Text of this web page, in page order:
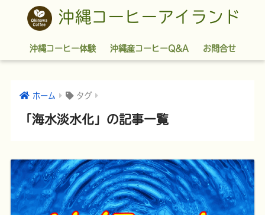
沖縄コーヒーアイランド
沖縄コーヒー体験 沖縄産コーヒーQ&A お問合せ
ホーム タグ
「海水淡水化」の記事一覧